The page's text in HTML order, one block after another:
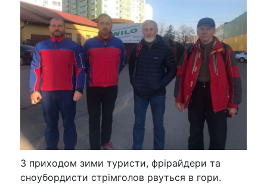
З приходом зими туристи, фрірайдери та
сноубордисти стрімголов рвуться в гори.